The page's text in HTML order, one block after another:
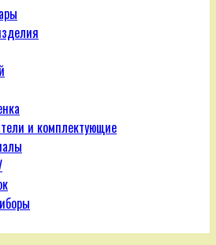
и комплектующие